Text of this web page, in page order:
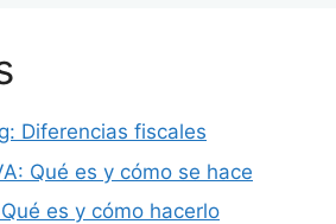
Diferencias fiscales
Qué es y cómo se hace
es y cómo hacerlo